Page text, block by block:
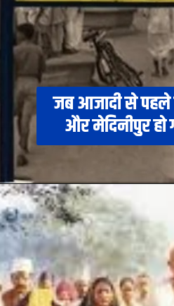
जब आजादी से पहले
और मेदिनीपुर